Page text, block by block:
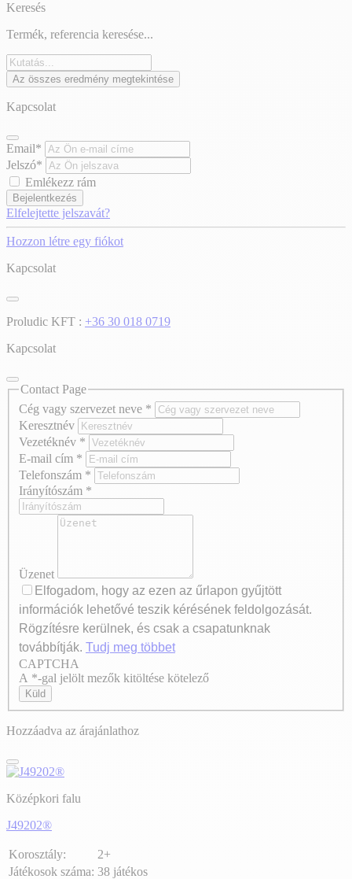
Keresés
Termék, referencia keresése...
Az összes eredmény megtekintése
Kapcsolat
Email*
Jelszó*
Emlékezz rám
Bejelentkezés
Elfelejtette jelszavát?
Hozzon létre egy fiókot
Kapcsolat
Proludic KFT : +36 30 018 0719
Kapcsolat
Contact Page
Cég vagy szervezet neve *
Keresztnév
Vezetéknév *
E-mail cím *
Telefonszám *
Irányítószám *
Üzenet
Elfogadom, hogy az ezen az űrlapon gyűjtött
információk lehetővé teszik kérésének feldolgozását.
Rögzítésre kerülnek, és csak a csapatunknak
továbbítják. Tudj meg többet
Axeptio consent
CAPTCHA
A *-gal jelölt mezők kitöltése kötelező
Küld
Hozzáadva az árajánlathoz
Középkori falu
J49202®
Korosztály:
2+
Játékosok száma: 38 játékos